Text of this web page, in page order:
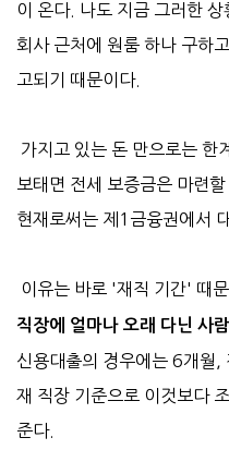
이 온다. 나도 지금 그러한
회사 근처에 원룸 하나 구하
고되기 때문이다.
가지고 있는 돈 만으로는 한
보태면 전세 보증금은 마련
현재로써는 제1금융권에서
이유는 바로 '재직 기간' 때
직장에 얼마나 오래 다닌 사
신용대출의 경우에는 6개월,
재 직장 기준으로 이것보다
준다.